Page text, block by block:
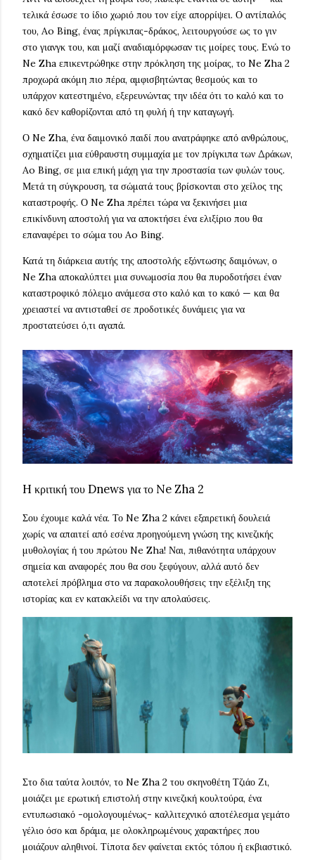
τελικά έσωσε το ίδιο χωριό που τον είχε απορρίψει. Ο αντίπαλός
του, Ao Bing, ένας πρίγκιπας-δράκος, λειτουργούσε ως το γιν
στο γιανγκ του, και μαζί αναδιαμόρφωσαν τις μοίρες τους. Ενώ το
Ne Zha επικεντρώθηκε στην πρόκληση της μοίρας, το Ne Zha 2
προχωρά ακόμη πιο πέρα, αμφισβητώντας θεσμούς και το
υπάρχον κατεστημένο, εξερευνώντας την ιδέα ότι το καλό και το
κακό δεν καθορίζονται από τη φυλή ή την καταγωγή.
Ο Ne Zha, ένα δαιμονικό παιδί που ανατράφηκε από ανθρώπους,
σχηματίζει μια εύθραυστη συμμαχία με τον πρίγκιπα των Δράκων,
Ao Bing, σε μια επική μάχη για την προστασία των φυλών τους.
Μετά τη σύγκρουση, τα σώματά τους βρίσκονται στο χείλος της
καταστροφής. Ο Ne Zha πρέπει τώρα να ξεκινήσει μια
επικίνδυνη αποστολή για να αποκτήσει ένα ελιξίριο που θα
επαναφέρει το σώμα του Ao Bing.
Κατά τη διάρκεια αυτής της αποστολής εξόντωσης δαιμόνων, ο
Ne Zha αποκαλύπτει μια συνωμοσία που θα πυροδοτήσει έναν
καταστροφικό πόλεμο ανάμεσα στο καλό και το κακό — και θα
χρειαστεί να αντισταθεί σε προδοτικές δυνάμεις για να
προστατεύσει ό,τι αγαπά.
H κριτική του Dnews για το Ne Zha 2
Σου έχουμε καλά νέα. Το Ne Zha 2 κάνει εξαιρετική δουλειά
χωρίς να απαιτεί από εσένα προηγούμενη γνώση της κινεζικής
μυθολογίας ή του πρώτου Ne Zha! Ναι, πιθανότητα υπάρχουν
σημεία και αναφορές που θα σου ξεφύγουν, αλλά αυτό δεν
αποτελεί πρόβλημα στο να παρακολουθήσεις την εξέλιξη της
ιστορίας και εν κατακλείδι να την απολαύσεις.
Στο δια ταύτα λοιπόν, το Ne Zha 2 του σκηνοθέτη Τζιάο Ζι,
μοιάζει με ερωτική επιστολή στην κινεζική κουλτούρα, ένα
εντυπωσιακό -ομολογουμένως- καλλιτεχνικό αποτέλεσμα γεμάτο
γέλιο όσο και δράμα, με ολοκληρωμένους χαρακτήρες που
μοιάζουν αληθινοί. Τίποτα δεν φαίνεται εκτός τόπου ή εκβιαστικό.